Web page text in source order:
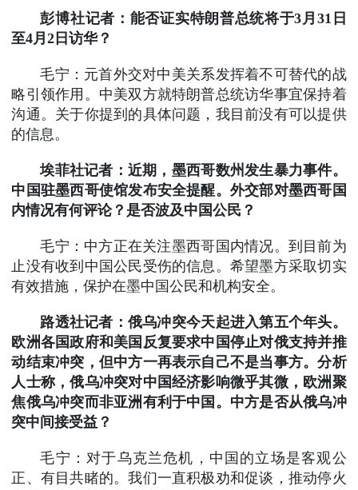
彭博社记者：能否证实特朗普总统将于3月31日
至4月2日访华？
毛宁：元首外交对中美关系发挥着不可替代的战
略引领作用。中美双方就特朗普总统访华事宜保持着
沟通。关于你提到的具体问题，我目前没有可以提供
的信息。
埃菲社记者：近期，墨西哥数州发生暴力事件。
中国驻墨西哥使馆发布安全提醒。外交部对墨西哥国
内情况有何评论？是否波及中国公民？
毛宁：中方正在关注墨西哥国内情况。到目前为
止没有收到中国公民受伤的信息。希望墨方采取切实
有效措施，保护在墨中国公民和机构安全。
路透社记者：俄乌冲突今天起进入第五个年头。
欧洲各国政府和美国反复要求中国停止对俄支持并推
动结束冲突，但中方一再表示自己不是当事方。分析
人士称，俄乌冲突对中国经济影响微乎其微，欧洲聚
焦俄乌冲突而非亚洲有利于中国。中方是否从俄乌冲
突中间接受益？
毛宁：对于乌克兰危机，中国的立场是客观公
正、有目共睹的。我们一直积极劝和促谈，推动停火